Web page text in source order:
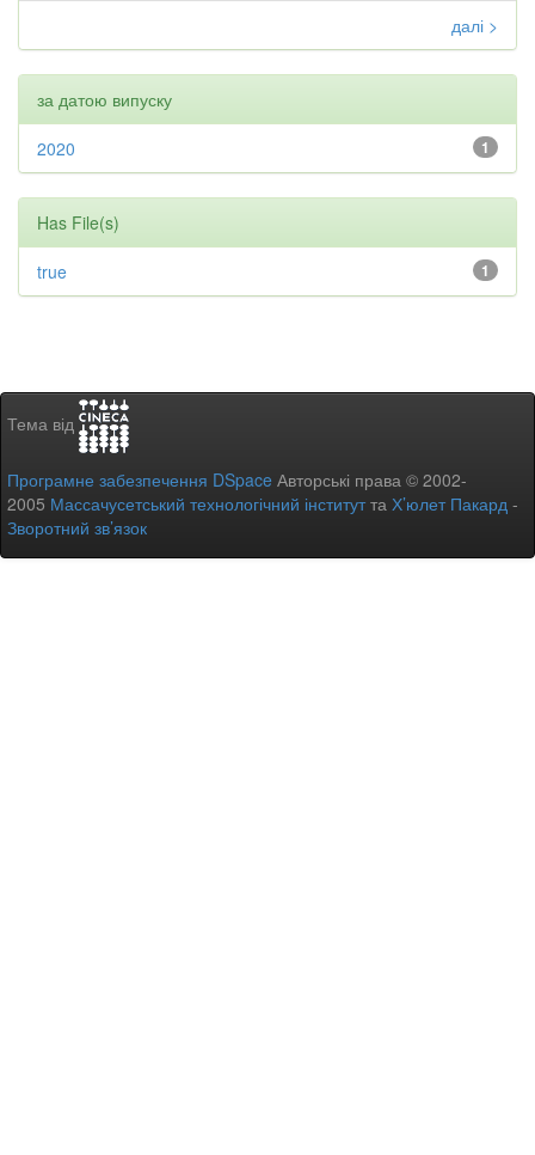
далі >
за датою випуску
1
2020
Has File(s)
1
true
Тема від
Програмне забезпечення DSpace Авторські права © 2002-
2005 Массачусетський технологічний інститутта Х’юлет Пакард -
Зворотний зв’язок